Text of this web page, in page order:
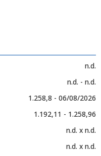
n.d.
n.d. - n.d.
1.258,8 - 06/08/2026
1.192,11 - 1.258,96
n.d. x n.d.
n.d. x n.d.